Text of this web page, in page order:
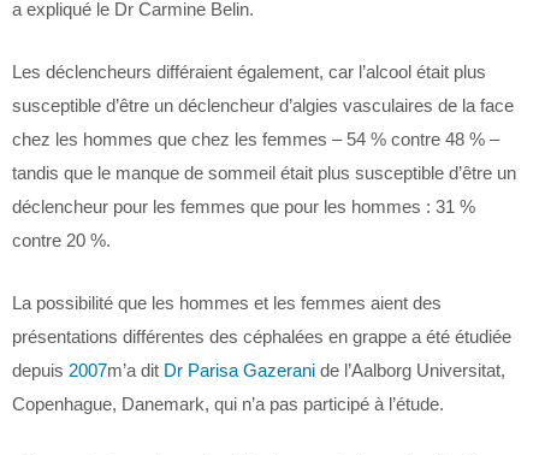
a expliqué le Dr Carmine Belin.
Les déclencheurs différaient également, car l’alcool était plus
susceptible d’être un déclencheur d’algies vasculaires de la face
chez les hommes que chez les femmes – 54 % contre 48 % –
tandis que le manque de sommeil était plus susceptible d’être un
déclencheur pour les femmes que pour les hommes : 31 %
contre 20 %.
La possibilité que les hommes et les femmes aient des
présentations différentes des céphalées en grappe a été étudiée
depuis 2007m’a dit Dr Parisa Gazerani de l’Aalborg Universitat,
Copenhague, Danemark, qui n’a pas participé à l’étude.